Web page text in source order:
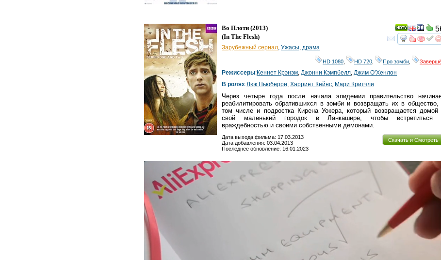
Во Плоти (2013)
(In The Flesh)
Зарубежный сериал, Ужасы, драма
HD 1080 HD 720 Про зомби
Режиссеры:Кеннет Крэнэм, Джонни Кэмпбелл, Джим О’Хенлон
В ролях:Люк Ньюберри, Харриет Кейнс, Мари Критчли
Через четыре года после начала эпидемии правительство
реабилитировать обратившихся в зомби и возвращать их в общество,
том числе и подростка Кирена Уокера, который возвращается домой
свой маленький городок в Ланкашире, чтобы встретиться
враждебностью и своими собственными демонами.
Скачать и Смотреть
Дата выхода фильма: 17.03.2013
Дата добавления: 03.04.2013
Последнее обновление: 16.01.2023